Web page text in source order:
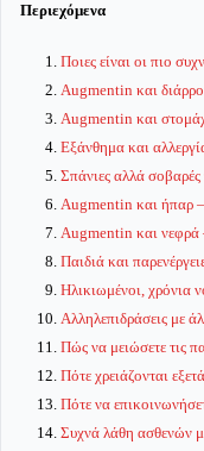
Περιεχόμενα
Ποιες είναι οι πιο
Augmentin και
Augmentin και
Εξάνθημα και
Σπάνιες αλλά σοβαρές
Augmentin και ήπαρ –
Augmentin και νεφρά
Παιδιά και
Ηλικιωμένοι, χρόνια
Αλληλεπιδράσεις με
Πώς να μειώσετε τις
Πότε χρειάζονται
Πότε να
Συχνά λάθη ασθενών